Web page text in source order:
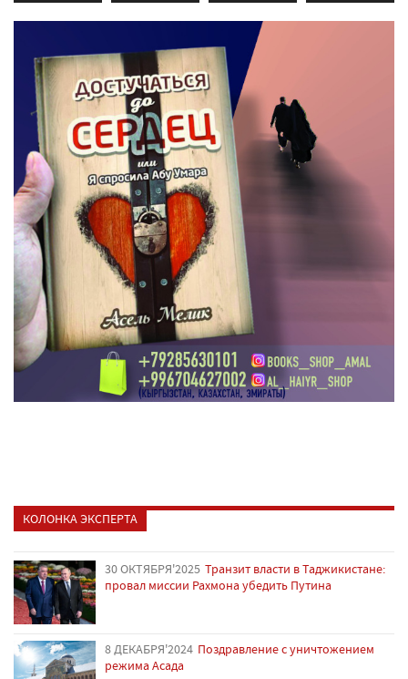
КОЛОНКА ЭКСПЕРТА
30 ОКТЯБРЯ'2025 Транзит власти в Таджикистане:
провал миссии Рахмона убедить Путина
8 ДЕКАБРЯ'2024 Поздравление с уничтожением
режима Асада